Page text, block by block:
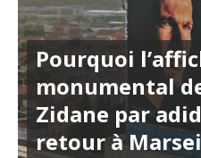
Pourquoi
monumental
Zidane par
retour à